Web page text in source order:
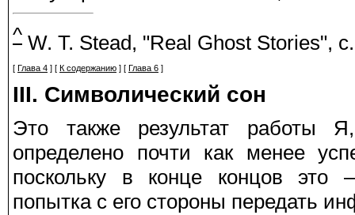
^ W. T. Stead, "Real Ghost Stories",
[ Глава 4 ] [ К содержанию ] [ Глава 6 ]
III. Символический сон
Это также результат работы
определено почти как менее
поскольку в конце концов это
попытка с его стороны передать